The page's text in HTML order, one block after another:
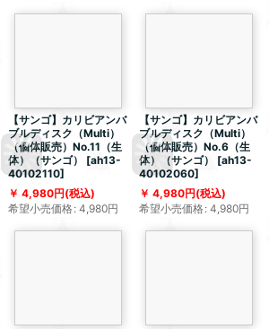
【サンゴ】カリビアンバ
ブルディスク（Multi）
（個体販売）No.11（生
体）（サンゴ）
[ah13-
40102110]
4,980円(税込)
希望小売価格: 4,980円
【サンゴ】カリビアンバ
ブルディスク（Multi）
（個体販売）No.6（生
体）（サンゴ）
[ah13-
40102060]
4,980円(税込)
希望小売価格: 4,980円